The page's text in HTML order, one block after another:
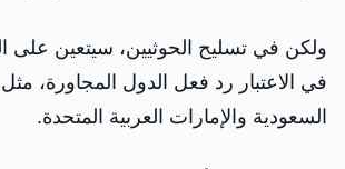
ولكن في تسليح الحوثيين، سيتعين على
في الاعتبار رد فعل الدول المجاورة، مثل
السعودية والإمارات العربية المتحدة.